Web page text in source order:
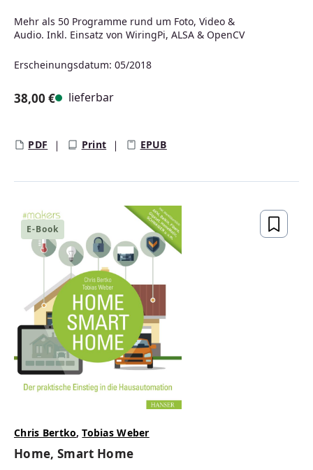
Mehr als 50 Programme rund um Foto, Video &
Audio. Inkl. Einsatz von WiringPi, ALSA & OpenCV
Erscheinungsdatum: 05/2018
38,00 € lieferbar
PDF Print EPUB
E-Book
Chris Bertko,Tobias Weber
Home, Smart Home